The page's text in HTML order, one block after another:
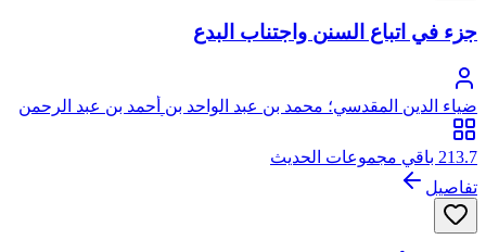
جزء في اتباع السنن واجتناب البدع
ضياء الدين المقدسي؛ محمد بن عبد الواحد بن أحمد بن عبد الرحمن
السعدي، المقدسي الأصل، الصالحي الحنبلي، أبو عبد الله، ضياء
الدين
213.7 باقي مجموعات الحديث
تفاصيل